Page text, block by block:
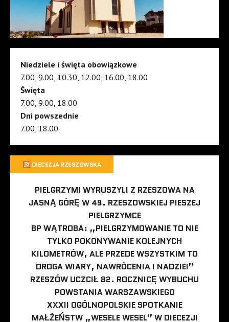
Niedziele i święta obowiązkowe
7.00, 9.00, 10.30, 12.00, 16.00, 18.00
Święta
7.00, 9.00, 18.00
Dni powszednie
7.00, 18.00
DIECEZJA RZESZOWSKA
PIELGRZYMI WYRUSZYLI Z RZESZOWA NA
JASNĄ GÓRĘ W 49. RZESZOWSKIEJ PIESZEJ
PIELGRZYMCE
BP WĄTROBA: „PIELGRZYMOWANIE TO NIE
TYLKO POKONYWANIE KOLEJNYCH
KILOMETRÓW, ALE PRZEDE WSZYSTKIM TO
DROGA WIARY, NAWRÓCENIA I NADZIEI”
RZESZÓW UCZCIŁ 82. ROCZNICĘ WYBUCHU
POWSTANIA WARSZAWSKIEGO
XXXII OGÓLNOPOLSKIE SPOTKANIE
MAŁŻEŃSTW „WESELE WESEL” W DIECEZJI